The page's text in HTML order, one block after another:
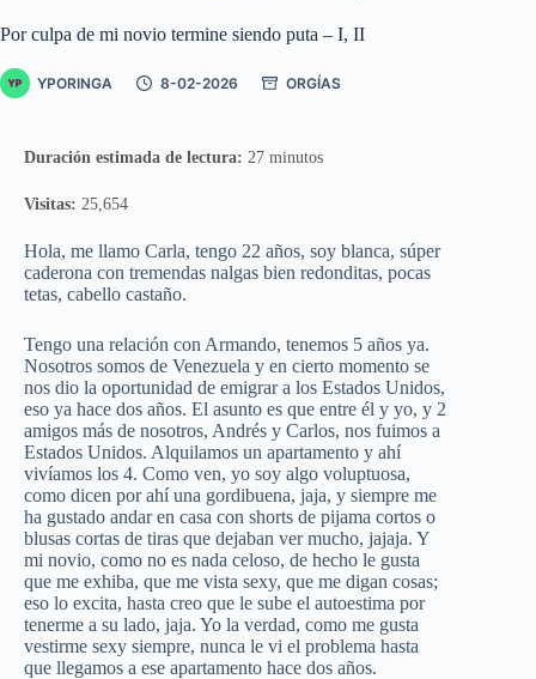
Por culpa de mi novio termine siendo puta – I, II
YPORINGA 8-02-2026 ORGÍAS
Duración estimada de lectura: 27 minutos
Visitas: 25,654
Hola, me llamo Carla, tengo 22 años, soy blanca, súper
caderona con tremendas nalgas bien redonditas, pocas
tetas, cabello castaño.
Tengo una relación con Armando, tenemos 5 años ya.
Nosotros somos de Venezuela y en cierto momento se
nos dio la oportunidad de emigrar a los Estados Unidos,
eso ya hace dos años. El asunto es que entre él y yo, y 2
amigos más de nosotros, Andrés y Carlos, nos fuimos a
Estados Unidos. Alquilamos un apartamento y ahí
vivíamos los 4. Como ven, yo soy algo voluptuosa,
como dicen por ahí una gordibuena, jaja, y siempre me
ha gustado andar en casa con shorts de pijama cortos o
blusas cortas de tiras que dejaban ver mucho, jajaja. Y
mi novio, como no es nada celoso, de hecho le gusta
que me exhiba, que me vista sexy, que me digan cosas;
eso lo excita, hasta creo que le sube el autoestima por
tenerme a su lado, jaja. Yo la verdad, como me gusta
vestirme sexy siempre, nunca le vi el problema hasta
que llegamos a ese apartamento hace dos años.